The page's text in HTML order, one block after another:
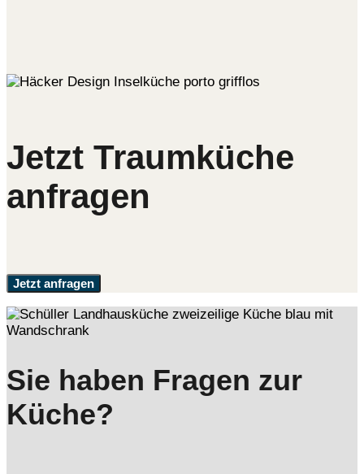
Jetzt Traumküche
anfragen
Jetzt anfragen
Sie haben Fragen zur
Küche?